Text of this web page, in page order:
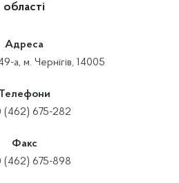
області
Адреса
а, м. Чернігів, 14005
Телефони
(462) 675-282
Факс
(462) 675-898